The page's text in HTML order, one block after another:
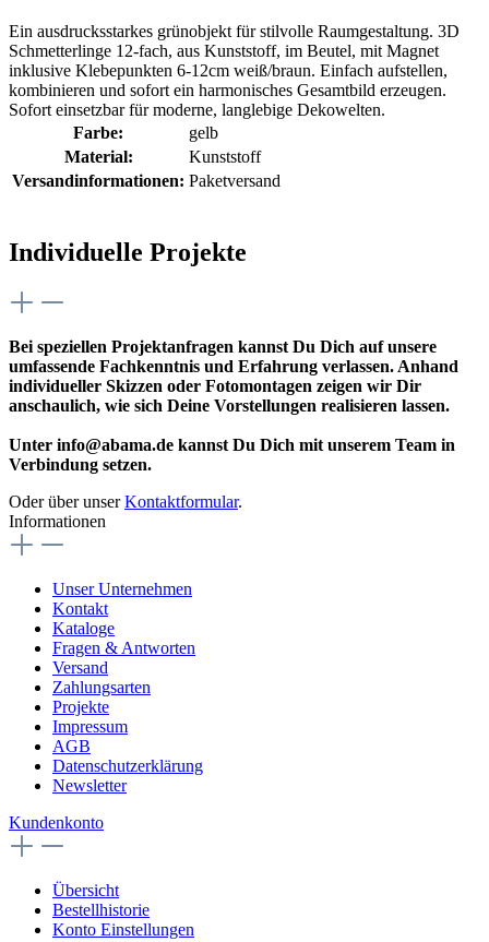
Ein ausdrucksstarkes grünobjekt für stilvolle Raumgestaltung. 3D
Schmetterlinge 12-fach, aus Kunststoff, im Beutel, mit Magnet
inklusive Klebepunkten 6-12cm weiß/braun. Einfach aufstellen,
kombinieren und sofort ein harmonisches Gesamtbild erzeugen.
Sofort einsetzbar für moderne, langlebige Dekowelten.
Farbe:
gelb
Material:
Kunststoff
Versandinformationen: Paketversand
Individuelle Projekte
Bei speziellen Projektanfragen kannst Du Dich auf unsere
umfassende Fachkenntnis und Erfahrung verlassen. Anhand
individueller Skizzen oder Fotomontagen zeigen wir Dir
anschaulich, wie sich Deine Vorstellungen realisieren lassen.
Unter info@abama.de kannst Du Dich mit unserem Team in
Verbindung setzen.
Oder über unserKontaktformular.
Informationen
Unser Unternehmen
Kontakt
Kataloge
Fragen & Antworten
Versand
Zahlungsarten
Projekte
Impressum
AGB
Datenschutzerklärung
Newsletter
Kundenkonto
Übersicht
Bestellhistorie
Konto Einstellungen